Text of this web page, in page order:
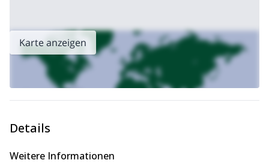
Karte anzeigen
Details
Weitere Informationen